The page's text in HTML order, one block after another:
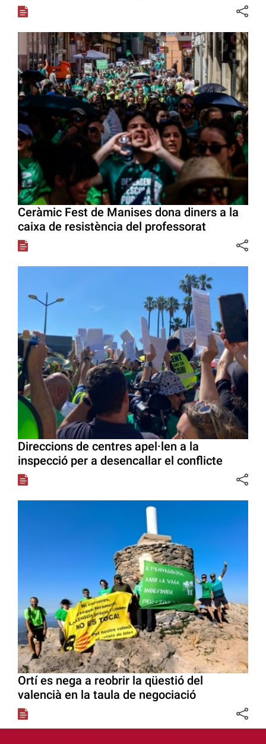
Ceràmic Fest de Manises dona diners a la
caixa de resistència del professorat
Direccions de centres apel·len a la
inspecció per a desencallar el conflicte
Ortí es nega a reobrir la qüestió del
valencià en la taula de negociació